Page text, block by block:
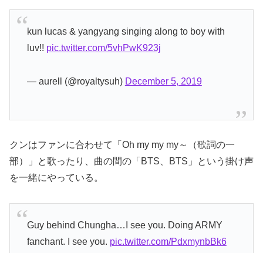
kun lucas & yangyang singing along to boy with
luv!! pic.twitter.com/5vhPwK923j
— aurell (@royaltysuh) December 5, 2019
クンはファンに合わせて「Oh my my my～（歌詞の一
部）」と歌ったり、曲の間の「BTS、BTS」という掛け声
を一緒にやっている。
Guy behind Chungha…I see you. Doing ARMY
fanchant. I see you. pic.twitter.com/PdxmynbBk6